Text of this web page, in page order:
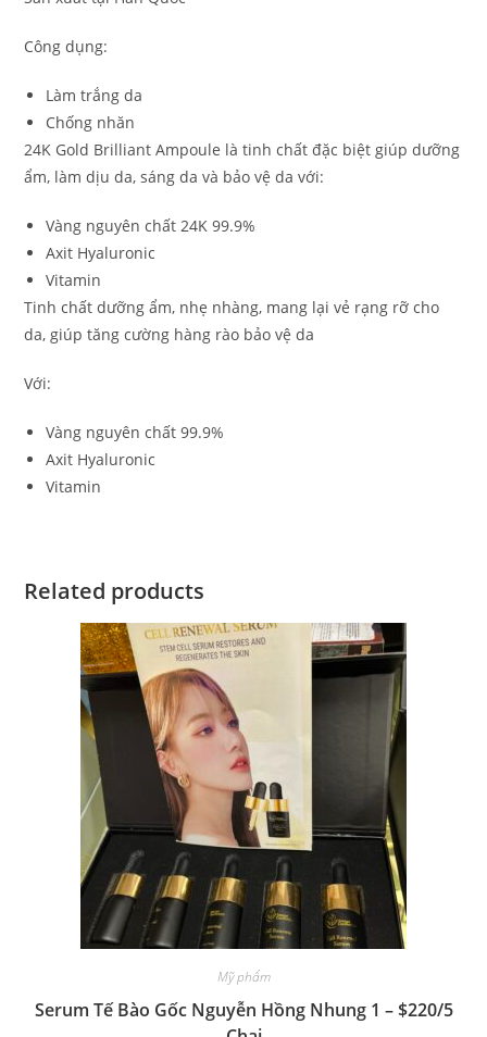
Công dụng:
Làm trắng da
Chống nhăn
24K Gold Brilliant Ampoule là tinh chất đặc biệt giúp dưỡng
ẩm, làm dịu da, sáng da và bảo vệ da với:
Vàng nguyên chất 24K 99.9%
Axit Hyaluronic
Vitamin
Tinh chất dưỡng ẩm, nhẹ nhàng, mang lại vẻ rạng rỡ cho
da, giúp tăng cường hàng rào bảo vệ da
Với:
Vàng nguyên chất 99.9%
Axit Hyaluronic
Vitamin
Related products
Mỹ phẩm
Serum Tế Bào Gốc Nguyễn Hồng Nhung 1 – $220/5